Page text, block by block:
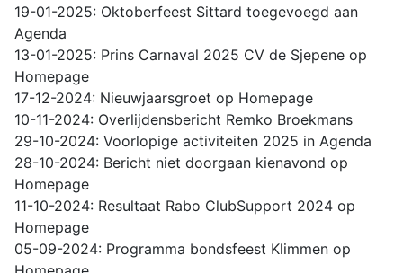
19-01-2025: Oktoberfeest Sittard toegevoegd aan
Agenda
13-01-2025: Prins Carnaval 2025 CV de Sjepene op
Homepage
17-12-2024: Nieuwjaarsgroet op Homepage
10-11-2024: Overlijdensbericht Remko Broekmans
29-10-2024: Voorlopige activiteiten 2025 in Agenda
28-10-2024: Bericht niet doorgaan kienavond op
Homepage
11-10-2024: Resultaat Rabo ClubSupport 2024 op
Homepage
05-09-2024: Programma bondsfeest Klimmen op